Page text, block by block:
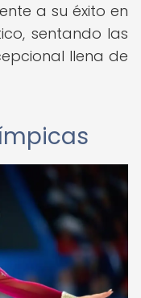
a su éxito en
sentando las
llena de